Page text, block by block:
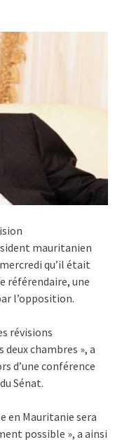
mauritanien
qu’il était
référendaire, une
l’opposition.
révisions
chambres », a
d’une conférence
Sénat.
en Mauritanie sera
possible », a ainsi